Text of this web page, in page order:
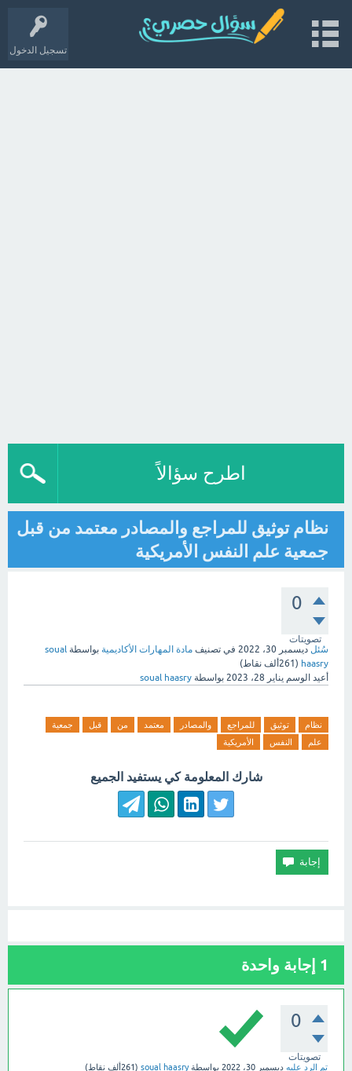
تسجيل الدخول
اطرح سؤالاً
نظام توثيق للمراجع والمصادر معتمد من قبل
جمعية علم النفس الأمريكية
0
تصويتات
سُئل ديسمبر 30، 2022 في تصنيف مادة المهارات الأكاديمية بواسطة soual
haasry
( 261ألف
نقاط)
أعيد الوسم يناير 28، 2023 بواسطة soual haasry
نظام توثيق للمراجع والمصادر معتمد من قبل
جمعية
علم
النفس الأمريكية
شارك المعلومة كي يستفيد الجميع
1 إجابة واحدة
0
تصويتات
تم الرد عليه ديسمبر 30، 2022 بواسطةsoual haasry
(261ألف نقاط)